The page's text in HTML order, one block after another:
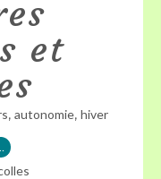
et
, autonomie, hiver